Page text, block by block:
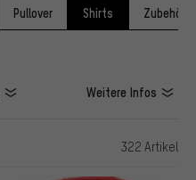
Pullover Shirts Zubehör
Weitere Infos
322 Artikel